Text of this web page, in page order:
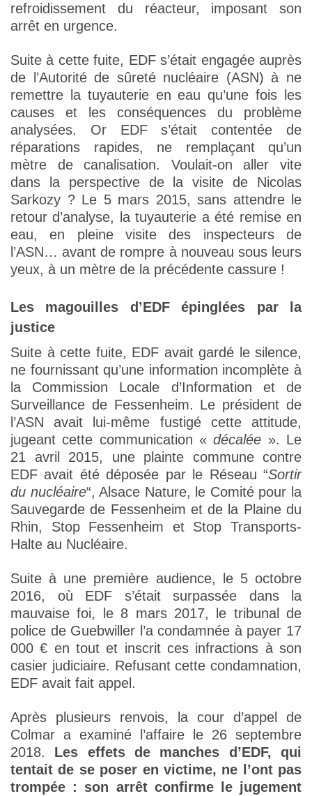
refroidissement du réacteur, imposant son
arrêt en urgence.
Suite à cette fuite, EDF s’était engagée auprès
de l’Autorité de sûreté nucléaire (ASN) à ne
remettre la tuyauterie en eau qu’une fois les
causes et les conséquences du problème
analysées. Or EDF s’était contentée de
réparations rapides, ne remplaçant qu’un
mètre de canalisation. Voulait-on aller vite
dans la perspective de la visite de Nicolas
Sarkozy ? Le 5 mars 2015, sans attendre le
retour d’analyse, la tuyauterie a été remise en
eau, en pleine visite des inspecteurs de
l’ASN… avant de rompre à nouveau sous leurs
yeux, à un mètre de la précédente cassure !
Les magouilles d’EDF épinglées par la
justice
Suite à cette fuite, EDF avait gardé le silence,
ne fournissant qu’une information incomplète à
la Commission Locale d’Information et de
Surveillance de Fessenheim. Le président de
l’ASN avait lui-même fustigé cette attitude,
jugeant cette communication «décalée ». Le
21 avril 2015, une plainte commune contre
EDF avait été déposée par le Réseau “Sortir
du nucléaire“, Alsace Nature, le Comité pour la
Sauvegarde de Fessenheim et de la Plaine du
Rhin, Stop Fessenheim et Stop Transports-
Halte au Nucléaire.
Suite à une première audience, le 5 octobre
2016, où EDF s’était surpassée dans la
mauvaise foi, le 8 mars 2017, le tribunal de
police de Guebwiller l’a condamnée à payer 17
000 € en tout et inscrit ces infractions à son
casier judiciaire. Refusant cette condamnation,
EDF avait fait appel.
Après plusieurs renvois, la cour d’appel de
Colmar a examiné l’affaire le 26 septembre
2018. Les effets de manches d’EDF, qui
tentait de se poser en victime, ne l’ont pas
trompée : son arrêt confirme le jugement